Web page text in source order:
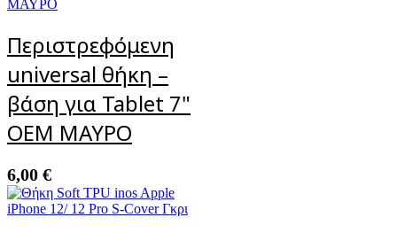
Περιστρεφόμενη
universal θήκη –
βάση για Tablet 7"
OEM ΜΑΥΡΟ
6,00 €